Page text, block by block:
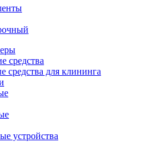
средства
средства для клининга
устройства